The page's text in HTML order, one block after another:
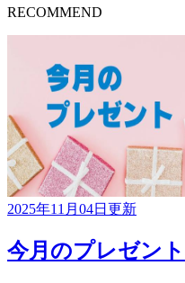
RECOMMEND
2025年11月04日更新
今月のプレゼント